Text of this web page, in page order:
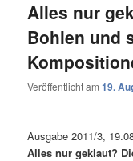
Alles nur
Bohlen und
Veröffentlicht am19.
Ausgabe 2011/3,
Alles nur geklaut?